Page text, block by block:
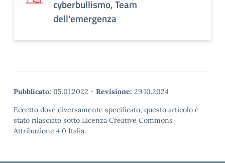
cyberbullismo, Team
dell'emergenza
Pubblicato: 05.01.2022 - Revisione: 29.10.2024
Eccetto dove diversamente specificato, questo articolo è
stato rilasciato sotto Licenza Creative Commons
Attribuzione 4.0 Italia.